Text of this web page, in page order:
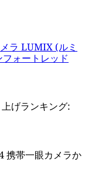
ラ LUMIX (ルミ
ォートレッド
げランキング:
携帯一眼カメラか